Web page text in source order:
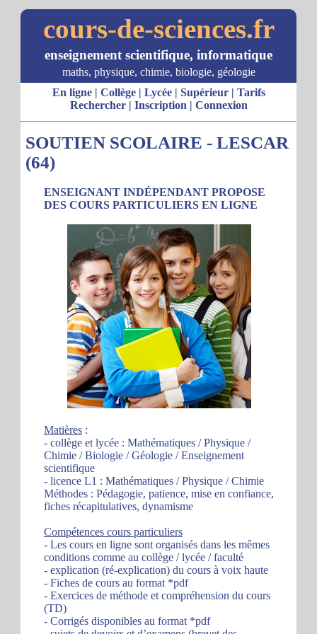
cours-de-sciences.fr
enseignement scientifique, informatique
maths, physique, chimie, biologie, géologie
En ligne| Collège| Lycée| Supérieur| Tarifs
Rechercher| Inscription | Connexion
SOUTIEN SCOLAIRE - LESCAR
(64)
ENSEIGNANT INDÉPENDANT PROPOSE
DES COURS PARTICULIERS EN LIGNE
Matières :
- collège et lycée : Mathématiques / Physique /
Chimie / Biologie / Géologie / Enseignement
scientifique
- licence L1 : Mathématiques / Physique / Chimie
Méthodes : Pédagogie, patience, mise en confiance,
fiches récapitulatives, dynamisme
Compétences cours particuliers
- Les cours en ligne sont organisés dans les mêmes
conditions comme au collège / lycée / faculté
- explication (ré-explication) du cours à voix haute
- Fiches de cours au format *pdf
- Exercices de méthode et compréhension du cours
(TD)
- Corrigés disponibles au format *pdf